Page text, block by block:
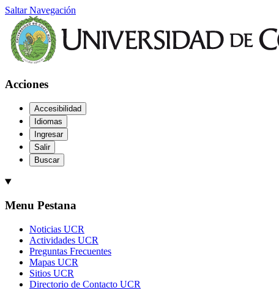
Saltar Navegación
Acciones
Accesibilidad
Idiomas
Ingresar
Salir
Buscar
Menu Pestana
Noticias UCR
Actividades UCR
Preguntas Frecuentes
Mapas UCR
Sitios UCR
Directorio de Contacto UCR